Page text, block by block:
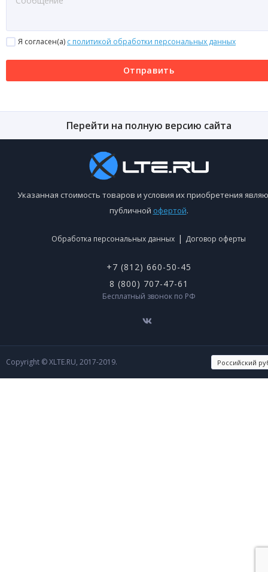
Я согласен(a) с политикой обработки персональных данных
Отправить
Перейти на полную версию сайта
Указанная стоимость товаров и условия их приобретения
публичной офертой.
Обработка персональных данных | Договор оферты
+7 (812) 660-50-45
8 (800) 707-47-61
Бесплатный звонок по РФ
Copyright © XLTE.RU, 2017-2019.